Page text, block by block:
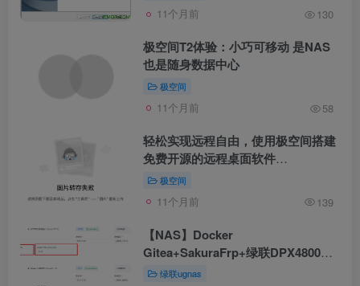
11个月前 130
极空间T2体验：小巧可移动 是NAS
也是随身数据中心
极空间
11个月前 58
轻松实现远程自由，使用极空间搭建
免费开源的远程桌面软件
【RustDesk】
极空间
11个月前 139
【NAS】Docker
Gitea+SakuraFrp+绿联DPX4800标
搭建私有代码托管平台
绿联ugnas